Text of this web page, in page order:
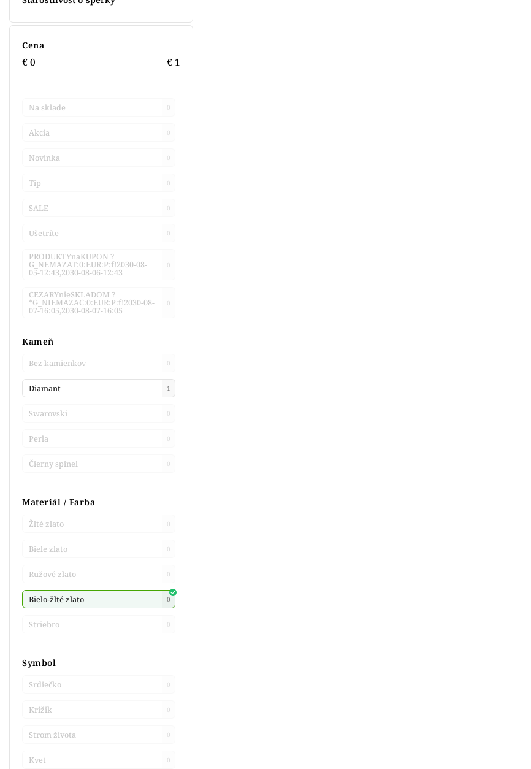
Cena
€0 € 1
Na sklade 0
Akcia 0
Novinka 0
Tip 0
SALE 0
Ušetríte 0
PRODUKTYnaKUPON ?
G_NEMAZAT:0:EUR:P:f!2030-08-
05-12:43,2030-08-06-12:43
0
CEZARYnieSKLADOM ?
*G_NIEMAZAC:0:EUR:P:f!2030-08-
07-16:05,2030-08-07-16:05
0
Kameň
Bez kamienkov 0
Diamant 1
Swarovski 0
Perla 0
Čierny spinel 0
Materiál / Farba
Žlté zlato 0
Biele zlato 0
Ružové zlato 0
Bielo-žlté zlato 0
Striebro 0
Symbol
Srdiečko 0
Krížik 0
Strom života 0
Kvet 0